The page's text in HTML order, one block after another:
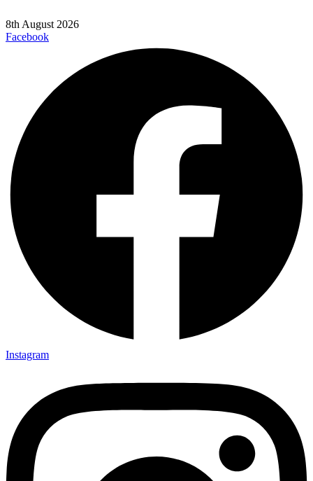
8th August 2026
Facebook
Instagram